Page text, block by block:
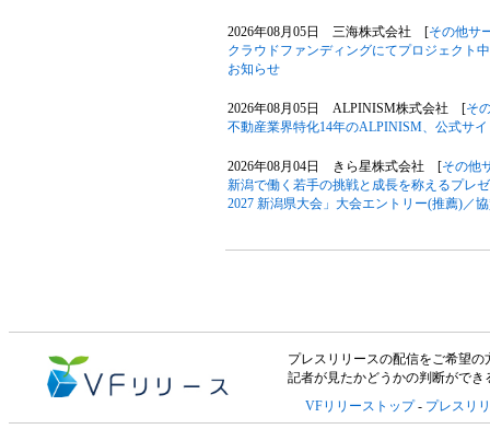
2026年08月05日 三海株式会社 [その他サ
クラウドファンディングにてプロジェクト
お知らせ
2026年08月05日 ALPINISM株式会社 [そ
不動産業界特化14年のALPINISM、公式サ
2026年08月04日 きら星株式会社 [その他
新潟で働く若手の挑戦と成長を称えるプレ
2027 新潟県大会」大会エントリー(推薦)／
プレスリリースの配信をご希望の
記者が見たかどうかの判断がで
VFリリーストップ- プレスリ